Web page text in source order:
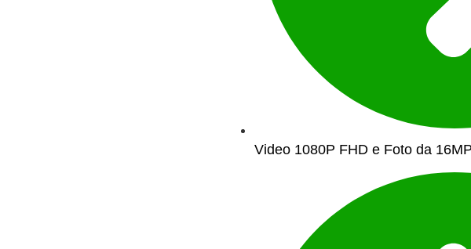
Video 1080P FHD e Foto da